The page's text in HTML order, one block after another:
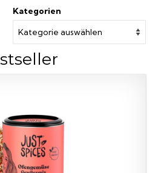
Kategorien